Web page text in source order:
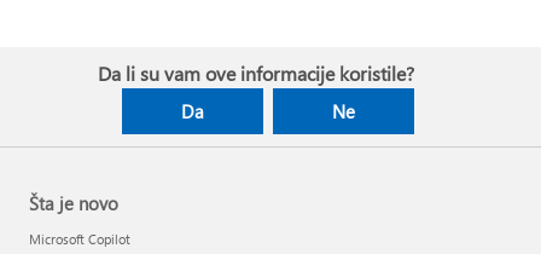
Da li su vam ove informacije koristile?
Da Ne
Šta je novo
Microsoft Copilot